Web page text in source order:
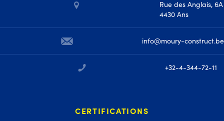
Rue des Anglais, 6A
4430 Ans
info@moury-construct.be
+32-4-344-72-11
CERTIFICATIONS